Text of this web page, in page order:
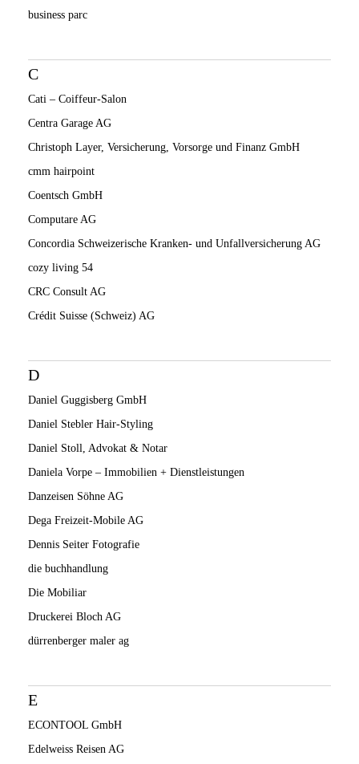
business parc
C
Cati – Coiffeur-Salon
Centra Garage AG
Christoph Layer, Versicherung, Vorsorge und Finanz GmbH
cmm hairpoint
Coentsch GmbH
Computare AG
Concordia Schweizerische Kranken- und Unfallversicherung AG
cozy living 54
CRC Consult AG
Crédit Suisse (Schweiz) AG
D
Daniel Guggisberg GmbH
Daniel Stebler Hair-Styling
Daniel Stoll, Advokat & Notar
Daniela Vorpe – Immobilien + Dienstleistungen
Danzeisen Söhne AG
Dega Freizeit-Mobile AG
Dennis Seiter Fotografie
die buchhandlung
Die Mobiliar
Druckerei Bloch AG
dürrenberger maler ag
E
ECONTOOL GmbH
Edelweiss Reisen AG